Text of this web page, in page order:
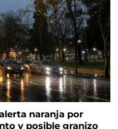
naranja por
y posible granizo